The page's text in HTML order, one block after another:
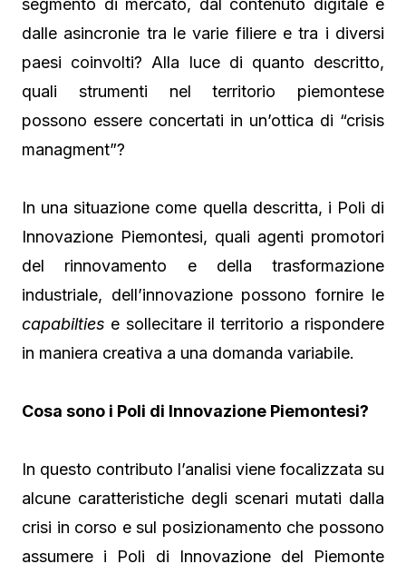
dalle asincronie tra le varie filiere e tra i diversi
paesi coinvolti? Alla luce di quanto descritto,
quali strumenti nel territorio piemontese
possono essere concertati in un’ottica di “crisis
managment”?
In una situazione come quella descritta, i Poli di
Innovazione Piemontesi, quali agenti promotori
del rinnovamento e della trasformazione
industriale, dell’innovazione possono fornire le
capabilties e sollecitare il territorio a rispondere
in maniera creativa a una domanda variabile.
Cosa sono i Poli di Innovazione Piemontesi?
In questo contributo l’analisi viene focalizzata su
alcune caratteristiche degli scenari mutati dalla
crisi in corso e sul posizionamento che possono
assumere i Poli di Innovazione del Piemonte